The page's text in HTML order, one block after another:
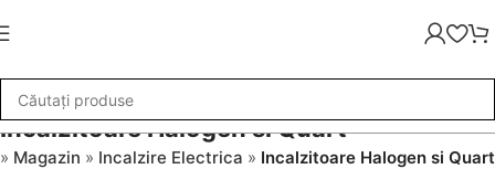
Incalzitoare Halogen si Quart
Magazin » Incalzire Electrica » Incalzitoare Halogen si Quart